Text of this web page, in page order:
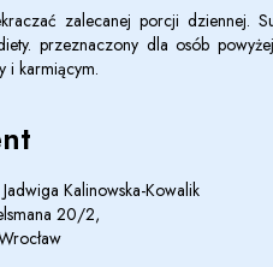
zalecanej porcji dziennej.
przeznaczony dla osób
i karmiącym.
Kalinowska-Kowalik
20/2,